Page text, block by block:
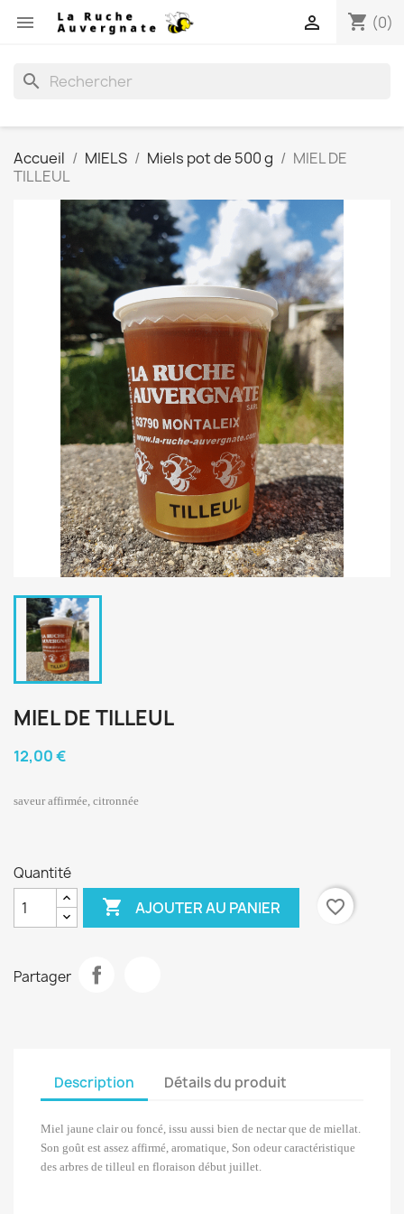
 shopping_cart (0)

search
Accueil MIELS Miels pot de 500 g
MIEL DE
TILLEUL
MIEL DE TILLEUL
12,00 €
saveur affirmée, citronnée
Quantité
 AJOUTER AU PANIER favorite_border
Partager
Description Détails du produit
Miel jaune clair ou foncé, issu aussi bien de nectar que de miellat.
Son goût est assez affirmé, aromatique, Son odeur caractéristique
des arbres de tilleul en floraison début juillet.